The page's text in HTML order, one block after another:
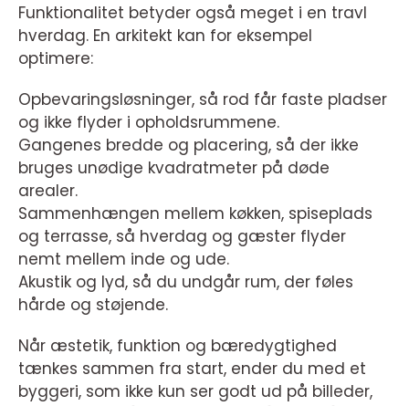
Funktionalitet betyder også meget i en travl
hverdag. En arkitekt kan for eksempel
optimere:
Opbevaringsløsninger, så rod får faste pladser
og ikke flyder i opholdsrummene.
Gangenes bredde og placering, så der ikke
bruges unødige kvadratmeter på døde
arealer.
Sammenhængen mellem køkken, spiseplads
og terrasse, så hverdag og gæster flyder
nemt mellem inde og ude.
Akustik og lyd, så du undgår rum, der føles
hårde og støjende.
Når æstetik, funktion og bæredygtighed
tænkes sammen fra start, ender du med et
byggeri, som ikke kun ser godt ud på billeder,